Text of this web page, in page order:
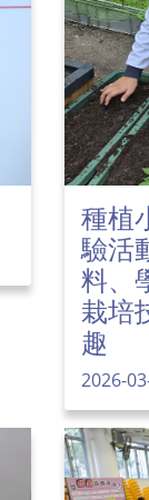
種植
驗活
料、
栽培
趣
2026-